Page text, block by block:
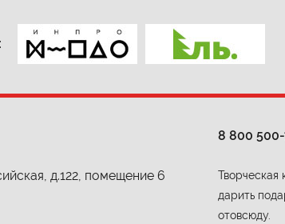
д.122, помещение 6
8 800
Творческая
дарить
отовсюду.